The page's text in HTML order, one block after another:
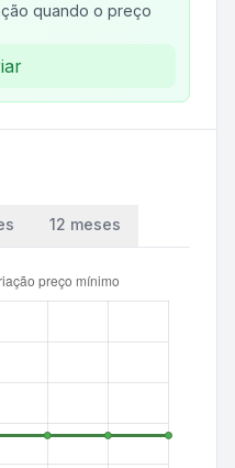
quando o preço
12 meses